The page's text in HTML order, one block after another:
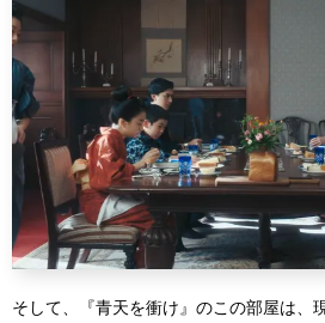
そして、『青天を衝け』のこの部屋は、